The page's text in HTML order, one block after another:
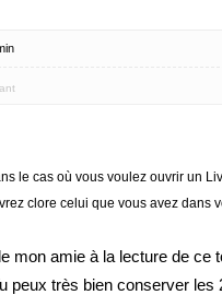
le cas où vous voulez ouvrir un
clore celui que vous avez dans
mon amie à la lecture de ce
peux très bien conserver les